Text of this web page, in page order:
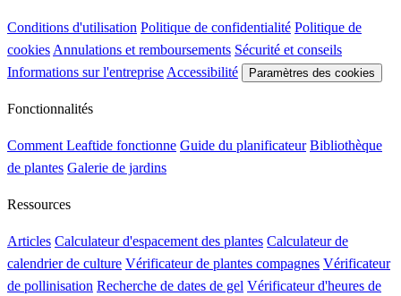
Conditions d'utilisation Politique de confidentialité Politique de
cookies Annulations et remboursements Sécurité et conseils
Informations sur l'entreprise Accessibilité Paramètres des cookies
Fonctionnalités
Comment Leaftide fonctionne Guide du planificateur Bibliothèque
de plantes Galerie de jardins
Ressources
Articles Calculateur d'espacement des plantes Calculateur de
calendrier de culture Vérificateur de plantes compagnes Vérificateur
de pollinisation Recherche de dates de gel Vérificateur d'heures de